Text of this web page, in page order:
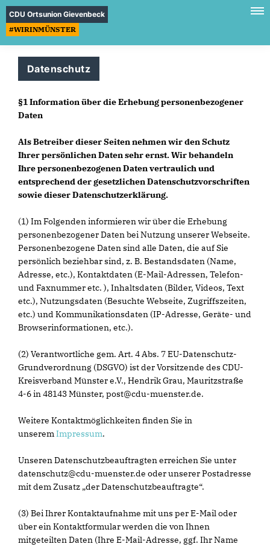
CDU Ortsunion Gievenbeck
#WIRINMÜNSTER
Datenschutz
§1 Information über die Erhebung personenbezogener
Daten
Als Betreiber dieser Seiten nehmen wir den Schutz
Ihrer persönlichen Daten sehr ernst. Wir behandeln
Ihre personenbezogenen Daten vertraulich und
entsprechend der gesetzlichen Datenschutzvorschriften
sowie dieser Datenschutzerklärung.
(1) Im Folgenden informieren wir über die Erhebung
personenbezogener Daten bei Nutzung unserer Webseite.
Personenbezogene Daten sind alle Daten, die auf Sie
persönlich beziehbar sind, z. B. Bestandsdaten (Name,
Adresse, etc.), Kontaktdaten (E-Mail-Adressen, Telefon-
und Faxnummer etc. ), Inhaltsdaten (Bilder, Videos, Text
etc.), Nutzungsdaten (Besuchte Webseite, Zugriffszeiten,
etc.) und Kommunikationsdaten (IP-Adresse, Geräte- und
Browserinformationen, etc.).
(2) Verantwortliche gem. Art. 4 Abs. 7 EU-Datenschutz-
Grundverordnung (DSGVO) ist der Vorsitzende des CDU-
Kreisverband Münster e.V., Hendrik Grau, Mauritzstraße
4-6 in 48143 Münster, post@cdu-muenster.de.
Weitere Kontaktmöglichkeiten finden Sie in
unseremImpressum.
Unseren Datenschutzbeauftragten erreichen Sie unter
datenschutz@cdu-muenster.de oder unserer Postadresse
mit dem Zusatz „der Datenschutzbeauftragte“.
(3) Bei Ihrer Kontaktaufnahme mit uns per E-Mail oder
über ein Kontaktformular werden die von Ihnen
mitgeteilten Daten (Ihre E-Mail-Adresse, ggf. Ihr Name